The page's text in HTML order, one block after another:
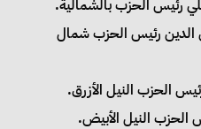
الدين رئيس الحزب شمال